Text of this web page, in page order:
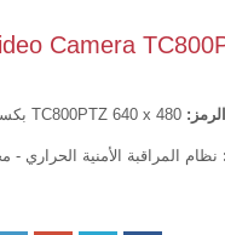
Camera
الرمز:
نظام المراقبة الأمنية الحراري -